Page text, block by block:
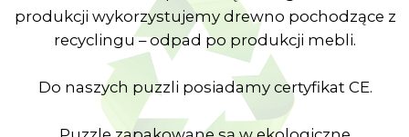
Produkcja
Nasze puzzle produkujemy na Ukrainie.